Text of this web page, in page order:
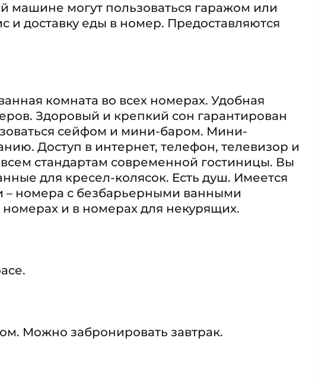
машине могут пользоваться гаражом или
и доставку еды в номер. Предоставляются
комната во всех номерах. Удобная
Здоровый и крепкий сон гарантирован
сейфом и мини-баром. Мини-
Доступ в интернет, телефон, телевизор и
стандартам современной гостиницы. Вы
для кресел-колясок. Eсть душ. Имеется
номера с безбарьерными ванными
и в номерах для некурящих.
Можно забронировать завтрак.